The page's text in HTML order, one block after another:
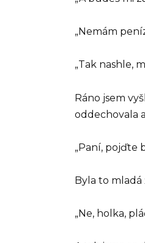
„Nemám
„Tak nashle,
Ráno jsem
oddechovala
„Paní, pojďte
Byla to mladá
„Ne, holka,